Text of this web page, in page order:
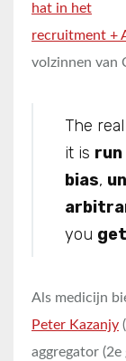
hat in het
recruitment +
volzinnen van
The
it is run
bias,
you
Als medicijn
Peter Kazanjy
aggregator